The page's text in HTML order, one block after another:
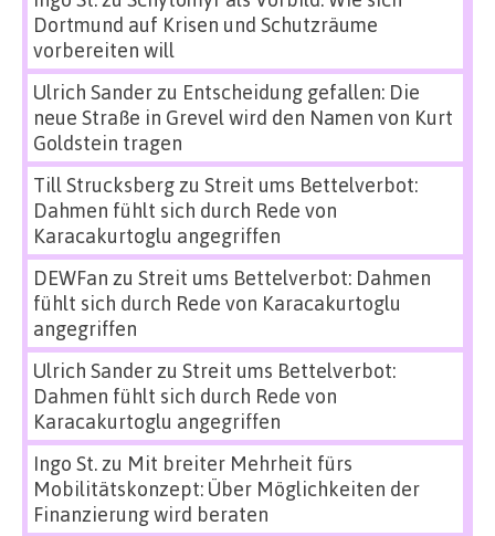
Dortmund auf Krisen und Schutzräume
vorbereiten will
Ulrich Sanderzu Entscheidung gefallen: Die
neue Straße in Grevel wird den Namen von Kurt
Goldstein tragen
Till Strucksbergzu Streit ums Bettelverbot:
Dahmen fühlt sich durch Rede von
Karacakurtoglu angegriffen
DEWFan zu Streit ums Bettelverbot: Dahmen
fühlt sich durch Rede von Karacakurtoglu
angegriffen
Ulrich Sanderzu Streit ums Bettelverbot:
Dahmen fühlt sich durch Rede von
Karacakurtoglu angegriffen
Ingo St.zu Mit breiter Mehrheit fürs
Mobilitätskonzept: Über Möglichkeiten der
Finanzierung wird beraten